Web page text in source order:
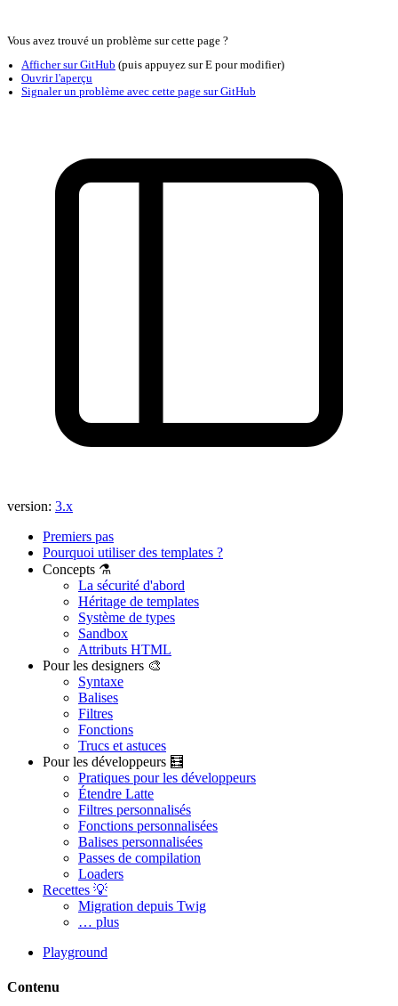
Vous avez trouvé un problème sur cette page ?
Afficher sur GitHub
Ouvrir l'aperçu
Signaler un problème avec cette page sur GitHub
version: 3.x
Premiers pas
Pourquoi utiliser des templates ?
Concepts ⚗️
La sécurité d'abord
Héritage de templates
Système de types
Sandbox
Attributs HTML
Pour les designers 🎨
Syntaxe
Balises
Filtres
Fonctions
Trucs et astuces
Pour les développeurs 🧮
Pratiques pour les développeurs
Étendre Latte
Filtres personnalisés
Fonctions personnalisées
Balises personnalisées
Passes de compilation
Loaders
Recettes 💡
Migration depuis Twig
… plus
Playground
Contenu